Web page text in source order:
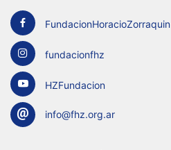
FundacionHoracioZorraquin
fundacionfhz
HZFundacion
info@fhz.org.ar